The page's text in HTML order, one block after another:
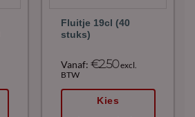
Fluitje 19cl (40
stuks)
Vanaf: €2.50excl.
BTW
Kies